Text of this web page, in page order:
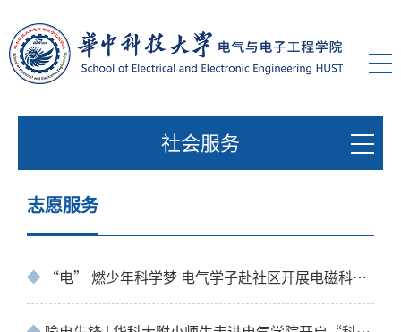
社会服务
志愿服务
“电” 燃少年科学梦 电气学子赴社区开展电磁科普志愿服务